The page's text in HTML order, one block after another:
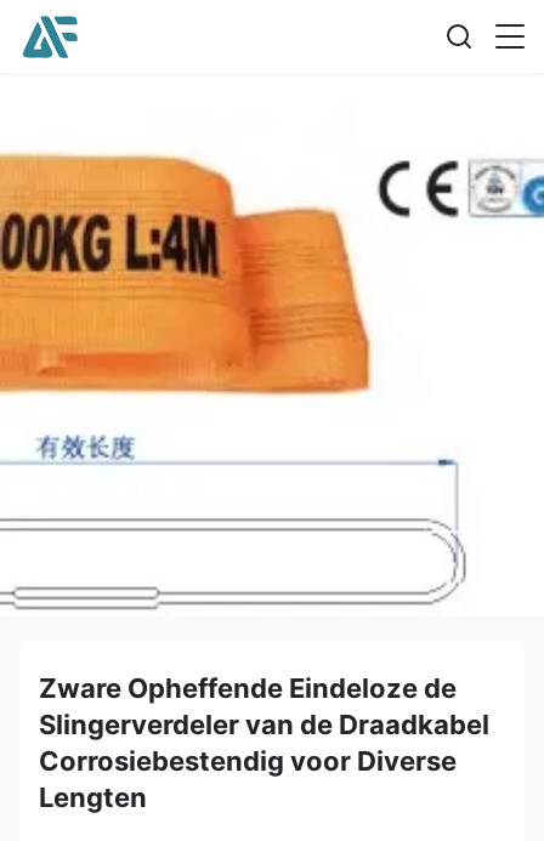
Zware Opheffende Eindeloze de
Slingerverdeler van de Draadkabel
Corrosiebestendig voor Diverse
Lengten